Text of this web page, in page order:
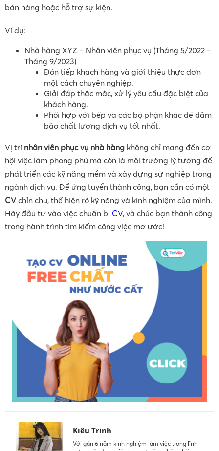
bán hàng hoặc hỗ trợ sự kiện.
Ví dụ:
Nhà hàng XYZ – Nhân viên phục vụ (Tháng 5/2022 –
Tháng 9/2023)
Đón tiếp khách hàng và giới thiệu thực đơn
một cách chuyên nghiệp.
Giải đáp thắc mắc, xử lý yêu cầu đặc biệt của
khách hàng.
Phối hợp với bếp và các bộ phận khác để đảm
bảo chất lượng dịch vụ tốt nhất.
Vị trí nhân viên phục vụ nhà hàng không chỉ mang đến cơ
hội việc làm phong phú mà còn là môi trường lý tưởng để
phát triển các kỹ năng mềm và xây dựng sự nghiệp trong
ngành dịch vụ. Để ứng tuyển thành công, bạn cần có một
CV chỉn chu, thể hiện rõ kỹ năng và kinh nghiệm của mình.
Hãy đầu tư vào việc chuẩn bị CV, và chúc bạn thành công
trong hành trình tìm kiếm công việc mơ ước!
Kiều Trinh
Với gần 6 năm kinh nghiệm làm việc trong lĩnh